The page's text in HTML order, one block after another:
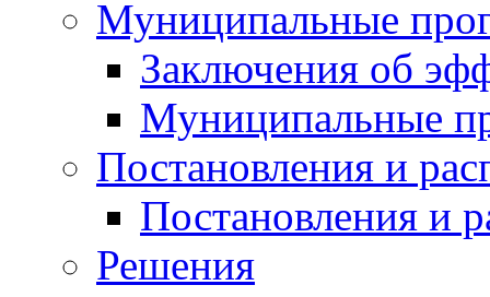
Муниципальные
Заключения об
Муниципальные
Постановления и
Постановления и
Решения